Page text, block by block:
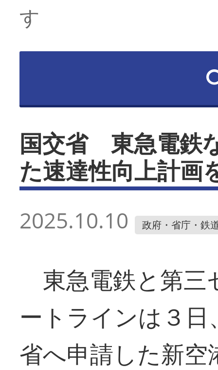
す
国交省 東急電鉄
た速達性向上計画
2025.10.10 政府・省庁・鉄
東急電鉄と第三
ートラインは３
省へ申請した新